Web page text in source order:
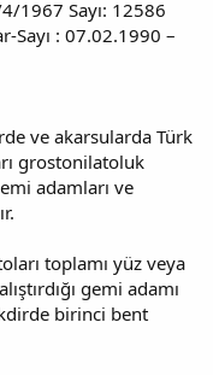
1967 Sayı: 12586
Sayı : 07.02.1990 –
ve akarsularda Türk
grostonilatoluk
adamları ve
toplamı yüz veya
gemi adamı
birinci bent